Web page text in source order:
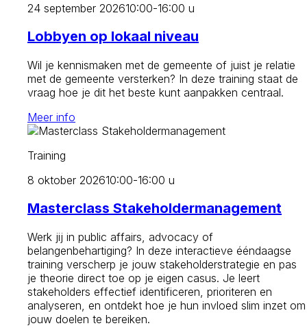
24 september 202610:00-16:00 u
Lobbyen op lokaal niveau
Wil je kennismaken met de gemeente of juist je relatie
met de gemeente versterken? In deze training staat de
vraag hoe je dit het beste kunt aanpakken centraal.
Meer info
Training
8 oktober 202610:00-16:00 u
Masterclass Stakeholdermanagement
Werk jij in public affairs, advocacy of
belangenbehartiging? In deze interactieve ééndaagse
training verscherp je jouw stakeholderstrategie en pas
je theorie direct toe op je eigen casus. Je leert
stakeholders effectief identificeren, prioriteren en
analyseren, en ontdekt hoe je hun invloed slim inzet om
jouw doelen te bereiken.